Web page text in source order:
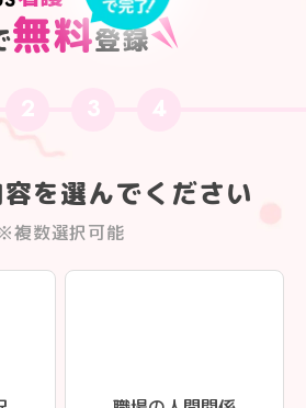
無料登録
2 3 4
を選んでください
複数選択可能